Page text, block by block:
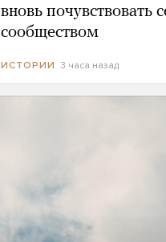
вновь почувствовать
сообществом
ИСТОРИИ 3 часа назад